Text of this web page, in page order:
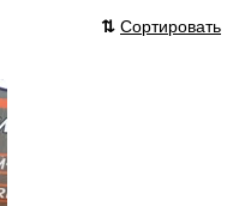
⇅ Сортировать